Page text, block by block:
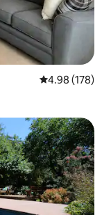
レビュー178
4.98 (178)